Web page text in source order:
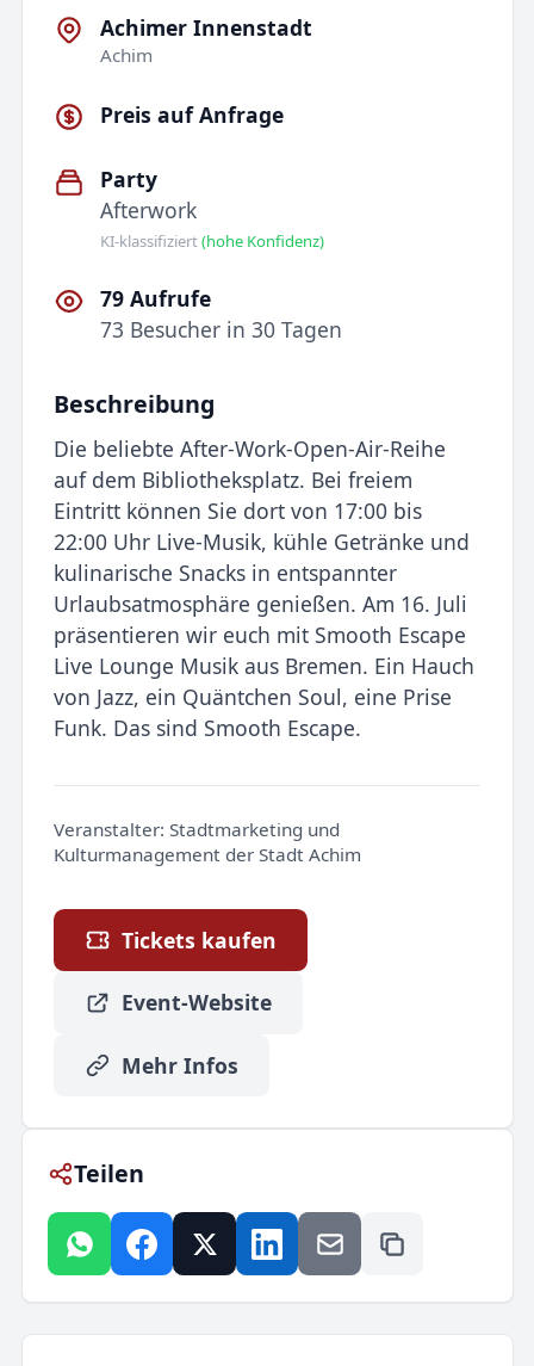
Achimer Innenstadt
Achim
Preis auf Anfrage
Party
Afterwork
KI-klassifiziert(hohe Konfidenz)
79 Aufrufe
73 Besucher in 30 Tagen
Beschreibung
Die beliebte After-Work-Open-Air-Reihe
auf dem Bibliotheksplatz. Bei freiem
Eintritt können Sie dort von 17:00 bis
22:00 Uhr Live-Musik, kühle Getränke und
kulinarische Snacks in entspannter
Urlaubsatmosphäre genießen. Am 16. Juli
präsentieren wir euch mit Smooth Escape
Live Lounge Musik aus Bremen. Ein Hauch
von Jazz, ein Quäntchen Soul, eine Prise
Funk. Das sind Smooth Escape.
Veranstalter: Stadtmarketing und
Kulturmanagement der Stadt Achim
Tickets kaufen
Event-Website
Mehr Infos
Teilen